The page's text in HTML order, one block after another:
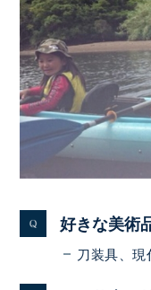
好きな美術
刀装具、現